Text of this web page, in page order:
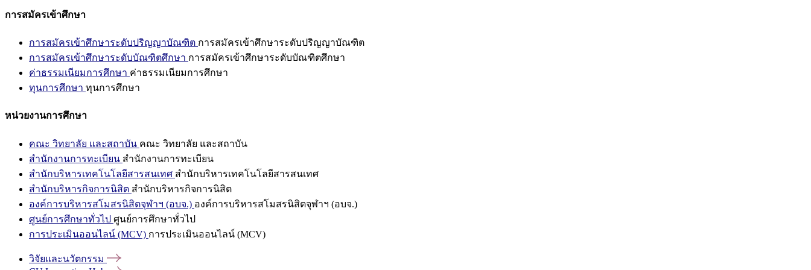
การสมัครเข้าศึกษา
การสมัครเข้าศึกษาระดับปริญญาบัณฑิต การสมัครเข้าศึกษาระดับปริญญาบัณฑิต
การสมัครเข้าศึกษาระดับบัณฑิตศึกษา การสมัครเข้าศึกษาระดับบัณฑิตศึกษา
ค่าธรรมเนียมการศึกษา ค่าธรรมเนียมการศึกษา
ทุนการศึกษา ทุนการศึกษา
หน่วยงานการศึกษา
คณะ วิทยาลัย และสถาบัน คณะ วิทยาลัย และสถาบัน
สำนักงานการทะเบียน สำนักงานการทะเบียน
สำนักบริหารเทคโนโลยีสารสนเทศ สำนักบริหารเทคโนโลยีสารสนเทศ
สำนักบริหารกิจการนิสิต สำนักบริหารกิจการนิสิต
องค์การบริหารสโมสรนิสิตจุฬาฯ (อบจ.) องค์การบริหารสโมสรนิสิตจุฬาฯ (อบจ.)
ศูนย์การศึกษาทั่วไป ศูนย์การศึกษาทั่วไป
การประเมินออนไลน์ (MCV) การประเมินออนไลน์ (MCV)
วิจัยและนวัตกรรม